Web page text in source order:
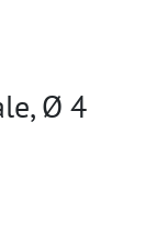
Ø 4